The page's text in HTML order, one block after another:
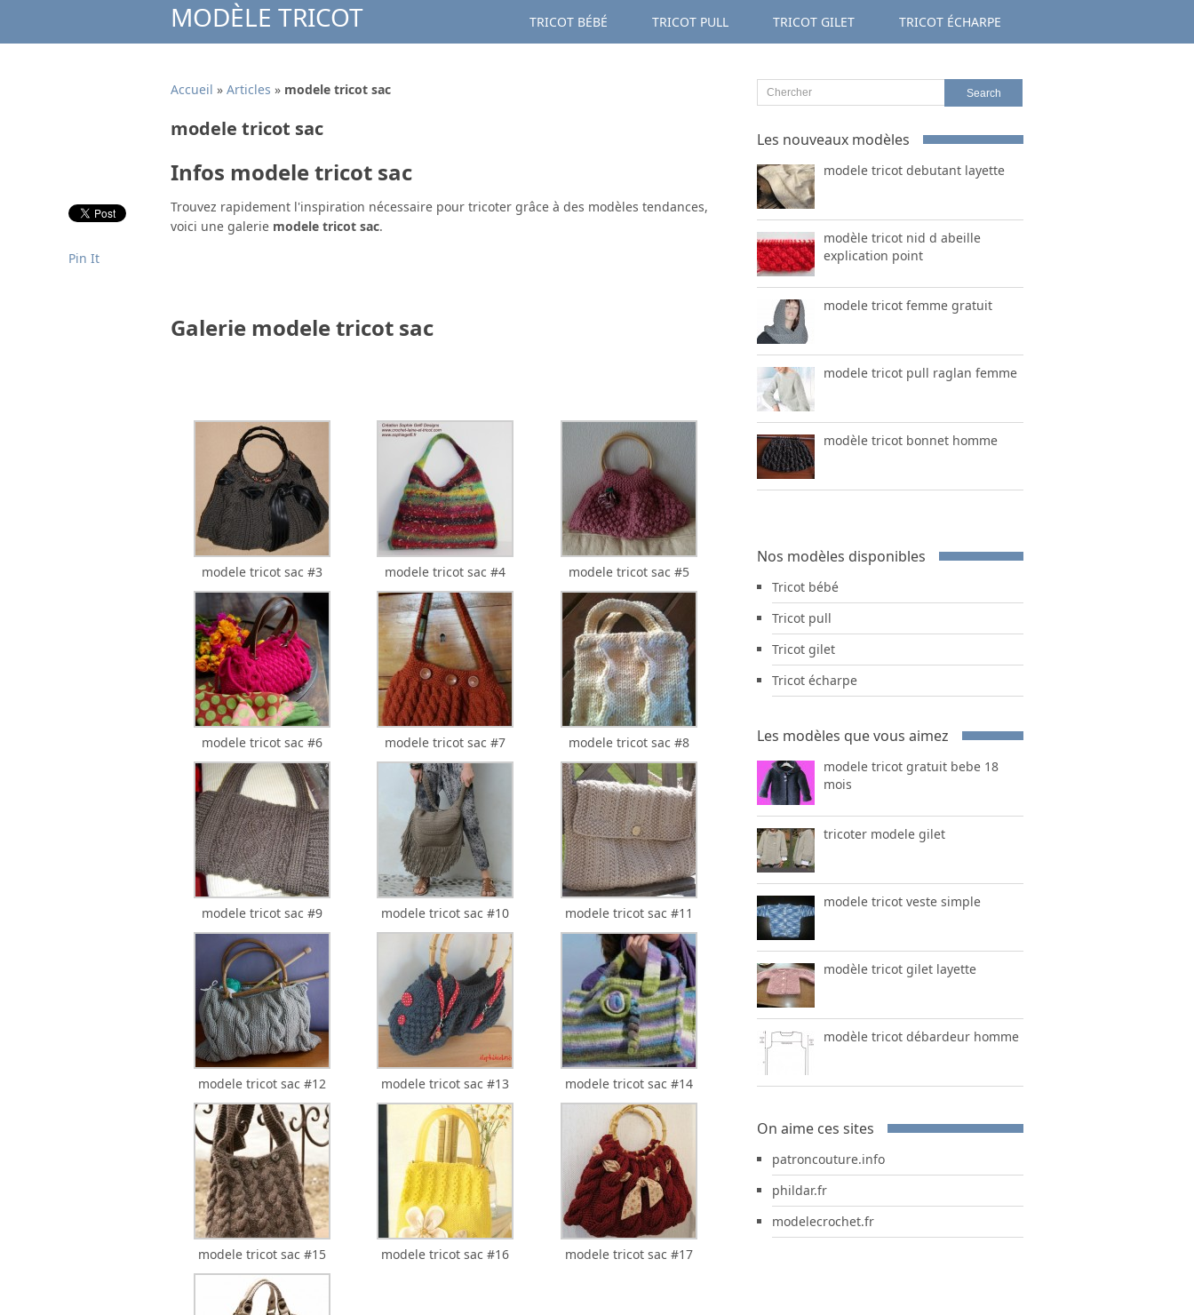
MODÈLE TRICOT TRICOT BÉBÉ TRICOT PULL TRICOT GILET TRICOT ÉCHARPE
Accueil » Articles » modele tricot sac
modele tricot sac
Infos modele tricot sac
Trouvez rapidement l'inspiration nécessaire pour tricoter grâce à des modèles tendances,
voici une galerie modele tricot sac.
Galerie modele tricot sac
modele tricot sac #3 modele tricot sac #4 modele tricot sac #5
modele tricot sac #6 modele tricot sac #7 modele tricot sac #8
modele tricot sac #9 modele tricot sac #10 modele tricot sac #11
modele tricot sac #12 modele tricot sac #13 modele tricot sac #14
modele tricot sac #15 modele tricot sac #16 modele tricot sac #17
Pin It
Les nouveaux modèles
modele tricot debutant layette
modèle tricot nid d abeille
explication point
modele tricot femme gratuit
modele tricot pull raglan femme
modèle tricot bonnet homme
Nos modèles disponibles
Tricot bébé
Tricot pull
Tricot gilet
Tricot écharpe
Les modèles que vous aimez
modele tricot gratuit bebe 18
mois
tricoter modele gilet
modele tricot veste simple
modèle tricot gilet layette
modèle tricot débardeur homme
On aime ces sites
patroncouture.info
phildar.fr
modelecrochet.fr